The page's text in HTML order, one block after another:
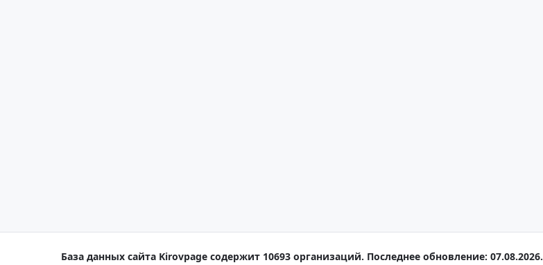
База данных сайта Kirovpage содержит 10693 организаций. Последнее обновление: 07.08.2026.